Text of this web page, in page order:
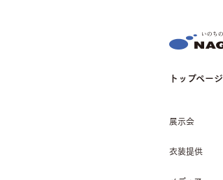
トップページ
展示会
衣装提供